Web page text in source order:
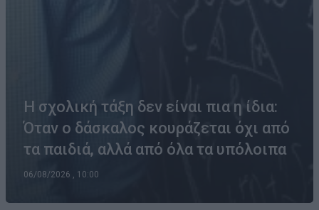
Η σχολική τάξη δεν είναι πια η ίδια:
Όταν ο δάσκαλος κουράζεται όχι από
τα παιδιά, αλλά από όλα τα υπόλοιπα
06/08/2026 , 10:00